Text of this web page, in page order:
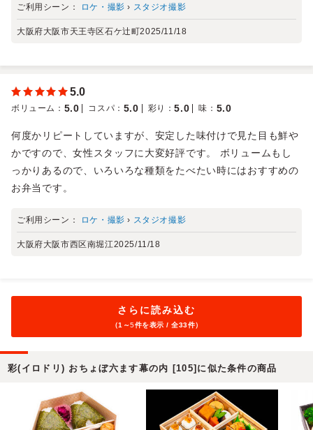
ご利用シーン： ロケ・撮影 › スタジオ撮影
大阪府大阪市天王寺区石ケ辻町2025/11/18
5.0
ボリューム ： 5.0 コスパ ： 5.0 彩り ：5.0 味 ： 5.0
何度かリピートしていますが、安定した味付けで見た目も鮮や
かですので、女性スタッフに大変好評です。 ボリュームもし
っかりあるので、いろいろな種類をたべたい時にはおすすめの
お弁当です。
ご利用シーン： ロケ・撮影 › スタジオ撮影
大阪府大阪市西区南堀江2025/11/18
さらに読み込む
（1～5件を表示 / 全33件）
彩(イロドリ) おちょぼ六ます幕の内 [105]に似た条件の商品